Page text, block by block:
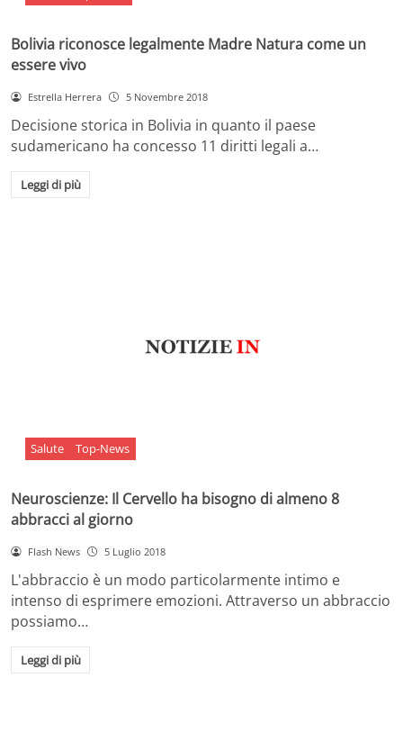
Bolivia riconosce legalmente Madre Natura come un
essere vivo
Estrella Herrera 5 Novembre 2018
Decisione storica in Bolivia in quanto il paese
sudamericano ha concesso 11 diritti legali a…
Leggi di più
Salute Top-News
Neuroscienze: Il Cervello ha bisogno di almeno 8
abbracci al giorno
Flash News 5 Luglio 2018
L'abbraccio è un modo particolarmente intimo e
intenso di esprimere emozioni. Attraverso un abbraccio
possiamo…
Leggi di più